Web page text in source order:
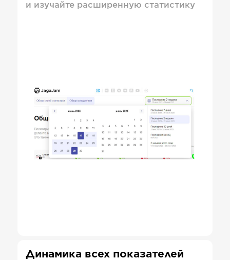
и изучайте расширенную статистику
Динамика всех показателей